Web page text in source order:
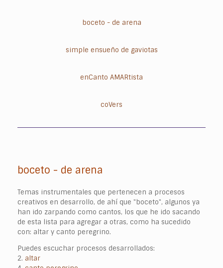
boceto - de arena
simple ensueño de gaviotas
enCanto AMARtista
coVers
boceto - de arena
Temas instrumentales que pertenecen a procesos
creativos en desarrollo, de ahí que "boceto", algunos ya
han ido zarpando como cantos, los que he ido sacando
de esta lista para agregar a otras, como ha sucedido
con: altar y canto peregrino.
Puedes escuchar procesos desarrollados:
2. altar